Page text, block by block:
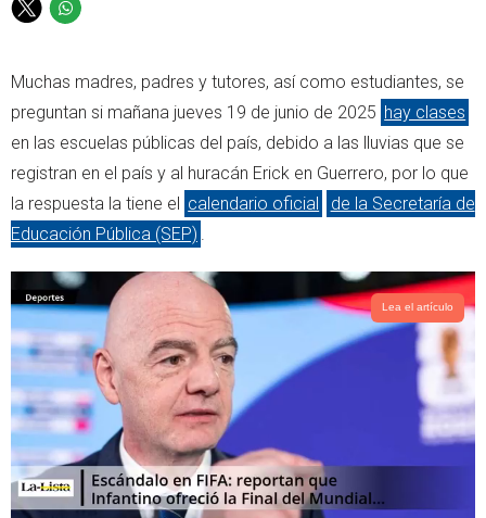
T
t
t
e
r
W
t
s
p
p
Muchas madres, padres y tutores, así como estudiantes, se
preguntan si mañana jueves 19 de junio de 2025 hay clases
en las escuelas públicas del país, debido a las lluvias que se
registran en el país y al huracán Erick en Guerrero, por lo que
la respuesta la tiene el calendario oficial
de la Secretaría de
Educación Pública (SEP)
Lea el artículo